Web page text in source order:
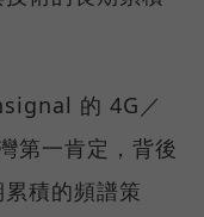
的 4G／
第一肯定，背後
積的頻譜策